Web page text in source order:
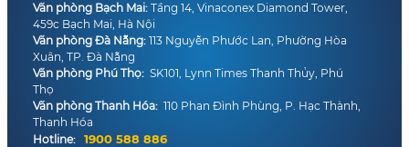
Văn phòng Bạch Mai: Tầng 14, Vinaconex Diamond Tower,
459c Bạch Mai, Hà Nội
Văn phòng Đà Nẵng: 113 Nguyễn Phước Lan, Phường Hòa
Xuân, TP. Đà Nẵng
Văn phòng Phú Thọ: SK101, Lynn Times Thanh Thủy, Phú
Thọ
Văn phòng Thanh Hóa: 110 Phan Đình Phùng, P. Hạc Thành,
Thanh Hóa
Hotline: 1900 588 886